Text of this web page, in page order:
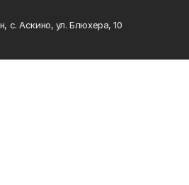
с. Аскино, ул. Блюхера, 10